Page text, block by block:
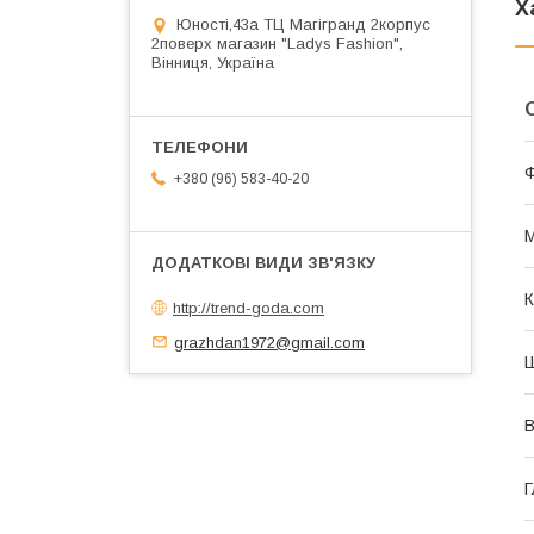
Юності,43а ТЦ Магігранд 2корпус
2поверх магазин "Ladys Fashion",
Вінниця, Україна
+380 (96) 583-40-20
http://trend-goda.com
grazhdan1972@gmail.com